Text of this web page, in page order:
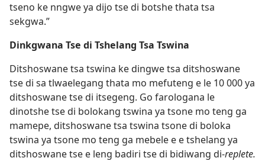
tseno ke nngwe ya dijo tse di botshe thata tsa
sekgwa.”
Dinkgwana Tse di Tshelang Tsa Tswina
Ditshoswane tsa tswina ke dingwe tsa ditshoswane
tse di sa tlwaelegang thata mo mefuteng e le 10 000 ya
ditshoswane tse di itsegeng. Go farologana le
dinotshe tse di bolokang tswina ya tsone mo teng ga
mamepe, ditshoswane tsa tswina tsone di boloka
tswina ya tsone mo teng ga mebele e e tshelang ya
ditshoswane tse e leng badiri tse di bidiwang di-replete.